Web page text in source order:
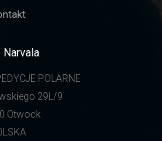
Narvala
POLARNE
29L/9
Otwock